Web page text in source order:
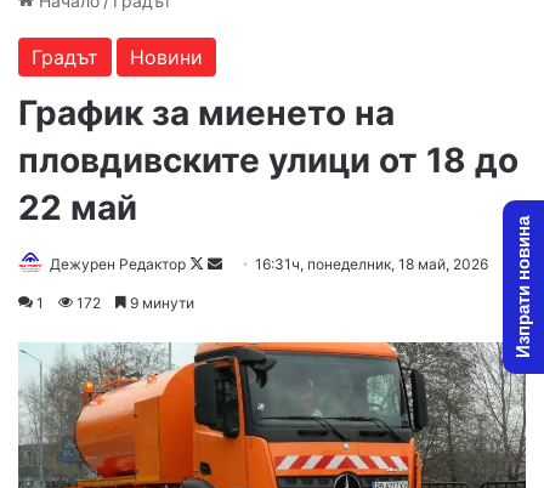
Градът Новини
График за миенето на
пловдивските улици от 18 до
22 май
Дежурен Редактор
Follow
Send16:31ч, понеделник, 18 май, 2026
1 172 9 минути Изпрати новина